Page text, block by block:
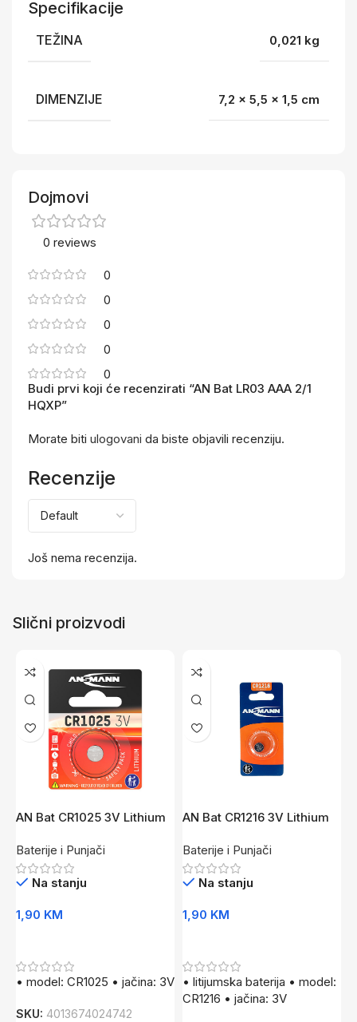
Specifikacije
TEŽINA 0,021 kg
DIMENZIJE 7,2 × 5,5 × 1,5 cm
Dojmovi
0 reviews
0
0
0
0
0
Recenzije
Još nema recenzija.
Budi prvi koji će recenzirati “AN Bat LR03 AAA 2/1
HQXP”
Morate biti ulogovani da biste objavili recenziju.
Slični proizvodi
AN Bat CR1025 3V Lithium
Baterije i Punjači
Na stanju
1,90 KM
• model: CR1025 • jačina: 3V
SKU: 4013674024742
AN Bat CR1216 3V Lithium
Baterije i Punjači
Na stanju
1,90 KM
• litijumska baterija • model:
CR1216 • jačina: 3V